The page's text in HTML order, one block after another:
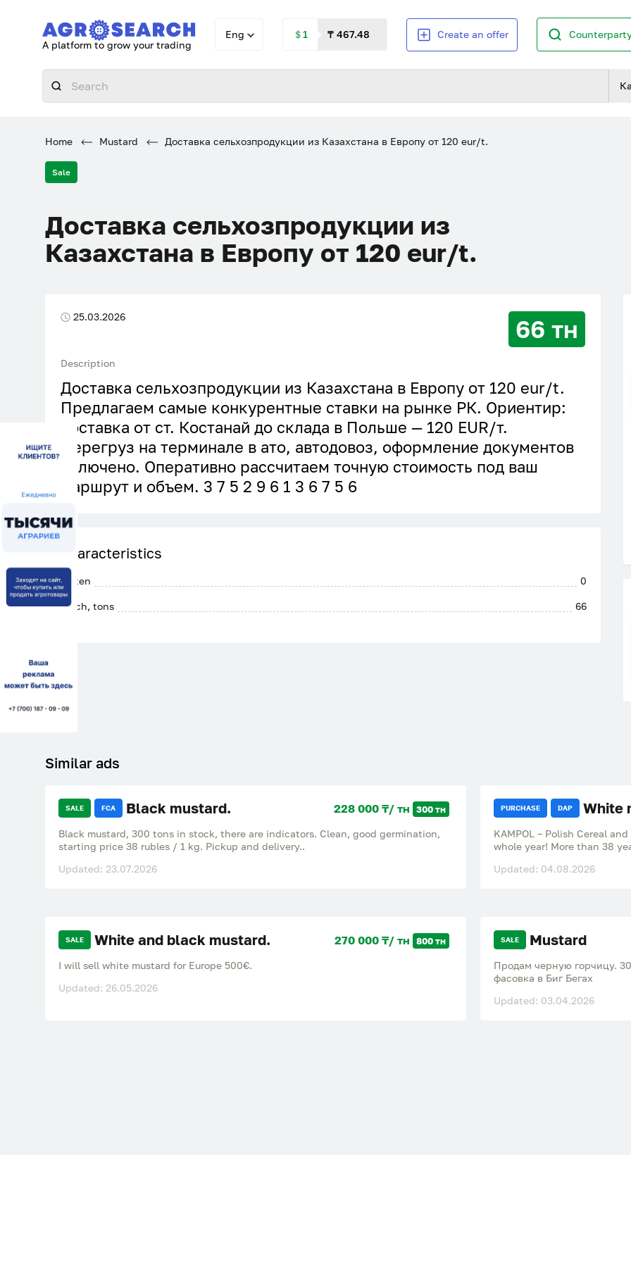
A platform to grow your trading
Eng ＄1 ₸ 467.48 Create an offer
Home Mustard Доставка сельхозпродукции из Казахстана в Европу от 120 eur/t.
Sale
Доставка сельхозпродукции из
Казахстана в Европу от 120 eur/t.
25.03.2026 66 тн
Description
Доставка сельхозпродукции из Казахстана в Европу от 120 eur/t.
Предлагаем самые конкурентные ставки на рынке РК. Ориентир:
доставка от ст. Костанай до склада в Польше — 120 EUR/т.
Перегруз на терминале в ато, автодовоз, оформление документов
включено. Оперативно рассчитаем точную стоимость под ваш
маршрут и объем. 3 7 5 2 9 6 1 3 6 7 5 6
Characteristics
Gluten 0
Batch, tons 66
Similar ads
SALE FCA Black mustard. 228 000 ₸/ тн 300 тн
Black mustard, 300 tons in stock, there are indicators. Clean, good germination,
starting price 38 rubles / 1 kg. Pickup and delivery..
Updated: 23.07.2026
PURCHASE DAP White
KAMPOL – Polish Cereal and Feed
whole year! More than 38
Updated: 04.08.2026
SALE White and black mustard. 270 000 ₸/ тн 800 тн
I will sell white mustard for Europe 500€.
Updated: 26.05.2026
SALE Mustard
Продам черную горчицу.
фасовка в Биг Бегах
Updated: 03.04.2026